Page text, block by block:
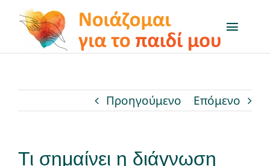
Μετάβαση
περιεχόμενο
Toggle
Προηγούμενο Επόμενο
Τι σημαίνει η διάγνωση